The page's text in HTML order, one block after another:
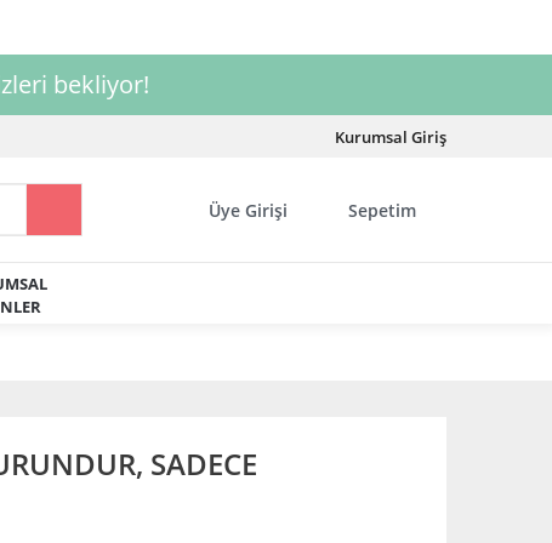
bekliyor!
Kurumsal Giriş
Üye Girişi Sepetim
SADECE